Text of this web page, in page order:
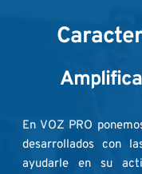
En VOZ PRO
desarrollados con
ayudarle en su